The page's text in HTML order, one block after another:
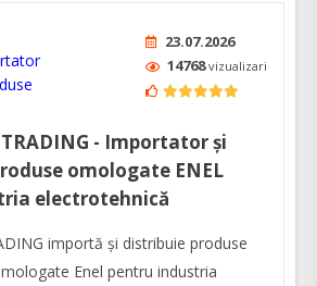
23.07.2026
14768vizualizari
TRADING - Importator și
omologate ENEL
electrotehnică
importă și distribuie produse
Enel pentru industria